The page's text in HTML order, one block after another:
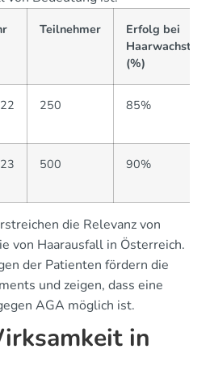
Teilnehmer
Erfolg bei
Haarwachstum
(%)
250 85%
500 90%
die Relevanz von
von Haarausfall in Österreich.
der Patienten fördern die
und zeigen, dass eine
AGA möglich ist.
in